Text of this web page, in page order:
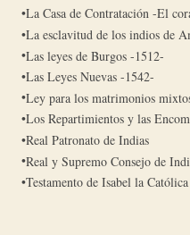
La Casa de Contratación -El
La esclavitud de los indios de
Las leyes de Burgos -1512-
Las Leyes Nuevas -1542-
Ley para los matrimonios
Los Repartimientos y las
Real Patronato de Indias
Real y Supremo Consejo de
Testamento de Isabel la Católica